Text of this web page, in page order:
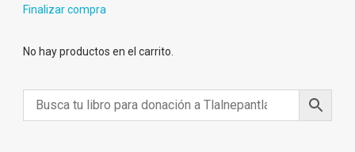
Finalizar compra
No hay productos en el carrito.